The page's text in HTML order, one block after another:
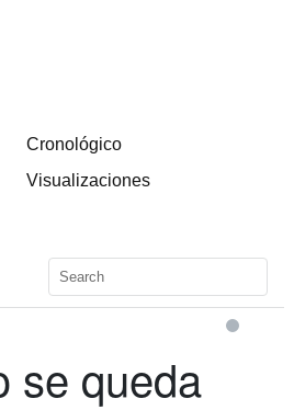
Cronológico
Visualizaciones
se queda